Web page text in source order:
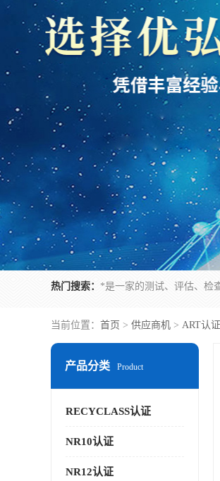
热门搜索：
当前位置： 首页 > 供应商机 > ART认证
产品分类 Product
RECYCLASS认证
NR10认证
NR12认证